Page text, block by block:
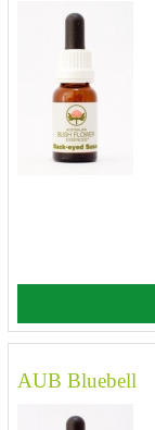
AUB Bluebell